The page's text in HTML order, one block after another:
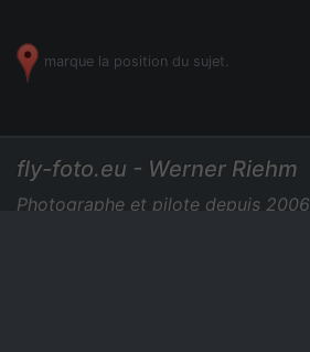
marque la position du sujet.
fly-foto.eu - Werner Riehm
Photographe et pilote depuis 2006